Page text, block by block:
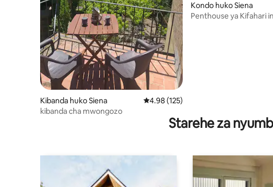
Kibanda huko Siena Ukadiriaji wa wastani wa 4.98 kati ya
4.98 (125)
kibanda cha mwongozo
Kondo huko Siena
Penthouse ya Kifahari
Starehe za